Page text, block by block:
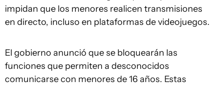
impidan que los menores realicen transmisiones
en directo, incluso en plataformas de videojuegos.
El gobierno anunció que se bloquearán las
funciones que permiten a desconocidos
comunicarse con menores de 16 años. Estas